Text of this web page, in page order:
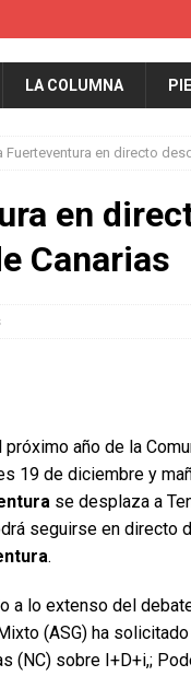
LA COLUMNA
Fuerteventura en directo
en
Canarias
año de la
19 de diciembre y
se desplaza a
seguirse en directo
.
a lo extenso del
(ASG) ha
(NC) sobre I+D+i,;